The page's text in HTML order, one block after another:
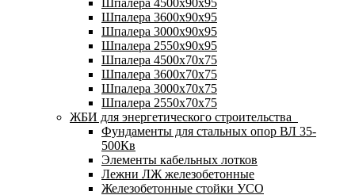
Шпалера 4500х90х95
Шпалера 3600х90х95
Шпалера 3000х90х95
Шпалера 2550х90х95
Шпалера 4500х70х75
Шпалера 3600х70х75
Шпалера 3000х70х75
Шпалера 2550х70х75
ЖБИ для энергетического строительства
Фундаменты для стальных опор ВЛ 35-
500Кв
Элементы кабельных лотков
Лежни ЛЖ железобетонные
Железобетонные стойки УСО